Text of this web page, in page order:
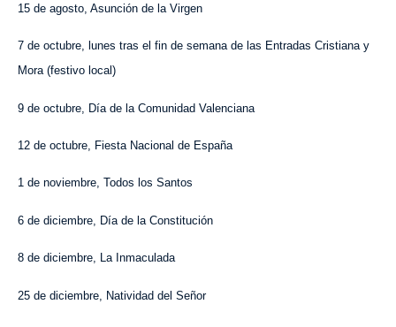
15 de agosto, Asunción de la Virgen
7 de octubre, lunes tras el fin de semana de las Entradas Cristiana y
Mora (festivo local)
9 de octubre, Día de la Comunidad Valenciana
12 de octubre, Fiesta Nacional de España
1 de noviembre, Todos los Santos
6 de diciembre, Día de la Constitución
8 de diciembre, La Inmaculada
25 de diciembre, Natividad del Señor